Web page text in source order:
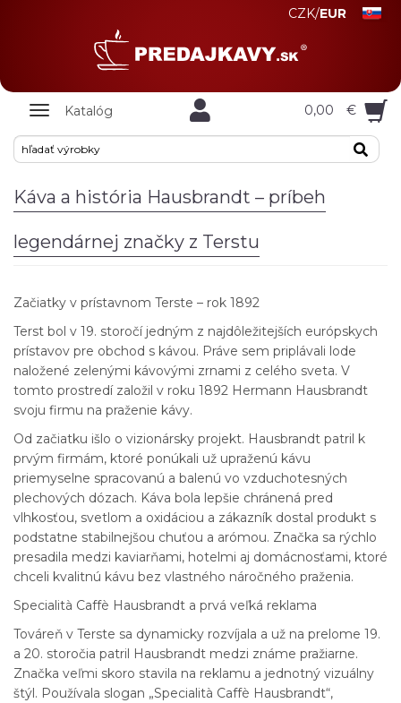
CZK/EUR
Zobrazit
Katalóg 0,00 €
Káva a história Hausbrandt – príbeh
legendárnej značky z Terstu
Začiatky v prístavnom Terste – rok 1892
Terst bol v 19. storočí jedným z najdôležitejších európskych
prístavov pre obchod s kávou. Práve sem priplávali lode
naložené zelenými kávovými zrnami z celého sveta. V
tomto prostredí založil v roku 1892 Hermann Hausbrandt
svoju firmu na praženie kávy.
Od začiatku išlo o vizionársky projekt. Hausbrandt patril k
prvým firmám, ktoré ponúkali už upraženú kávu
priemyselne spracovanú a balenú vo vzduchotesných
plechových dózach. Káva bola lepšie chránená pred
vlhkosťou, svetlom a oxidáciou a zákazník dostal produkt s
podstatne stabilnejšou chuťou a arómou. Značka sa rýchlo
presadila medzi kaviarňami, hotelmi aj domácnosťami, ktoré
chceli kvalitnú kávu bez vlastného náročného praženia.
Specialità Caffè Hausbrandt a prvá veľká reklama
Továreň v Terste sa dynamicky rozvíjala a už na prelome 19.
a 20. storočia patril Hausbrandt medzi známe pražiarne.
Značka veľmi skoro stavila na reklamu a jednotný vizuálny
štýl. Používala slogan „Specialità Caffè Hausbrandt“,